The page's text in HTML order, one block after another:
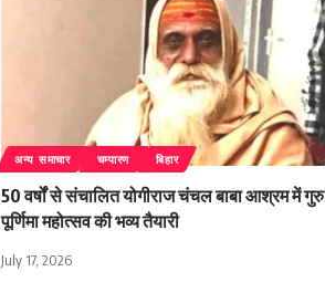
अन्य समाचार चम्पारण बिहार
50 वर्षों से संचालित योगीराज चंचल बाबा आश्रम में गुरु
पूर्णिमा महोत्सव की भव्य तैयारी
July 17, 2026